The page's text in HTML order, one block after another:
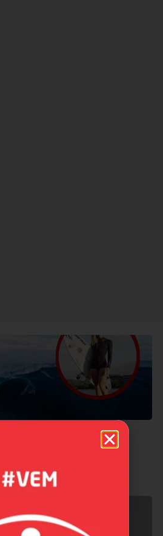
bastidores de onda
“Foi o momento mais
minha vida”